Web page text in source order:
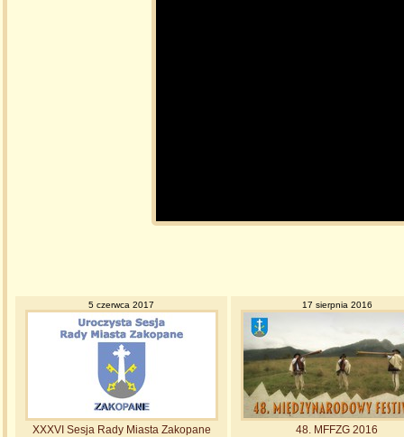
5 czerwca 2017
XXXVI Sesja Rady Miasta Zakopane
17 sierpnia 2016
48. MFFZG 2016